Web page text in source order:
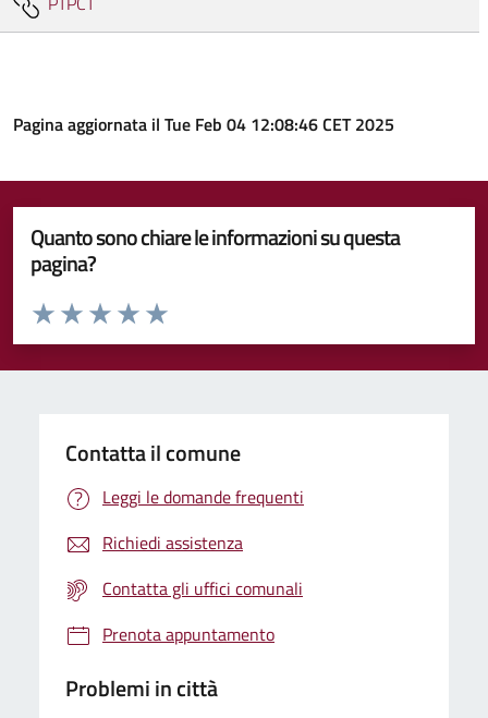
Pagina aggiornata il Tue Feb 04 12:08:46 CET 2025
Quanto sono chiare le informazioni su questa
pagina?
Valuta da 1 a 5 stelle la pagina
Valuta 5 stelle su 5
Valuta 4 stelle su 5
Valuta 3 stelle su 5
Valuta 2 stelle su 5
Valuta 1 stelle su 5
Contatta il comune
Leggi le domande frequenti
Richiedi assistenza
Contatta gli uffici comunali
Prenota appuntamento
Problemi in città